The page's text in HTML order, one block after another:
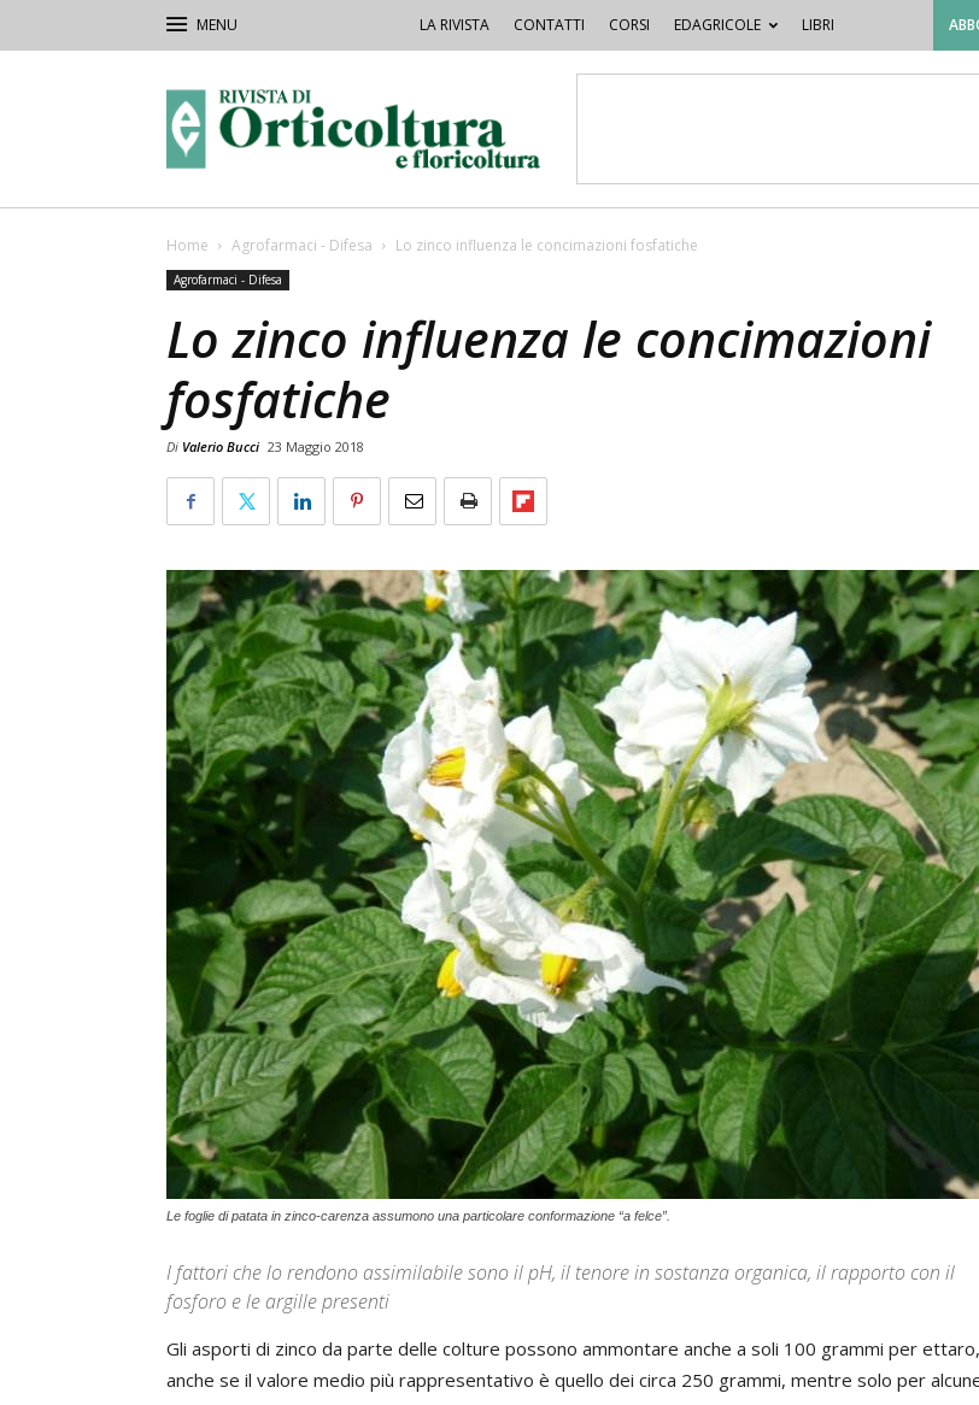
LA RIVISTA CONTATTI CORSI EDAGRICOLE LIBRI
Orticoltura
Home Agrofarmaci - Difesa Lo zinco influenza le concimazioni fosfatiche
Agrofarmaci - Difesa
Lo zinco influenza le concimazioni
fosfatiche
Di Valerio Bucci 23 Maggio 2018
Le foglie di patata in zinco-carenza assumono una particolare conformazione “a felce”.
I fattori che lo rendono assimilabile sono il pH, il tenore in sostanza organica, il rapporto con il
fosforo e le argille presenti
Gli asporti di zinco da parte delle colture possono ammontare anche a soli 100 grammi per ettaro,
anche se il valore medio più rappresentativo è quello dei circa 250 grammi, mentre solo per